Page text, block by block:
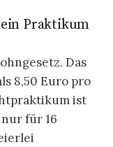
Praktikum
Das
8,50 Euro pro
ist
für 16